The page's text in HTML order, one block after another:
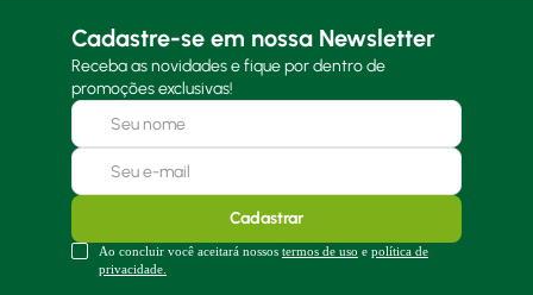
Cadastre-se em nossa Newsletter
Receba as novidades e fique por dentro de
promoções exclusivas!
Cadastrar
Ao concluir você aceitará nossos termos de uso e política de
privacidade.